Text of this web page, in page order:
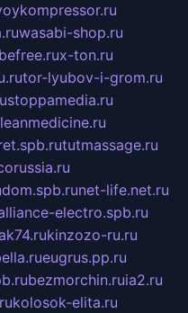
wasabi-shop.ru
x-ton.ru
tor-lyubov-i-grom.ru
stoppamedia.ru
tutmassage.ru
net-life.net.ru
electro.spb.ru
kinzozo-ru.ru
eugrus.pp.ru
bezmorchin.ruia2.ru
kolosok-elita.ru